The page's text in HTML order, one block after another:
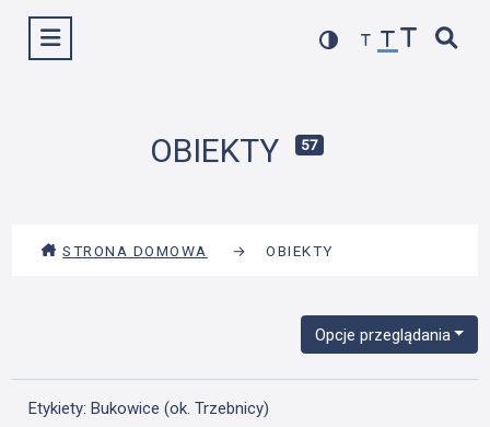
Wyświetl menu
OBIEKTY 57
STRONA DOMOWA → OBIEKTY
Opcje przeglądania
Etykiety: Bukowice (ok. Trzebnicy)